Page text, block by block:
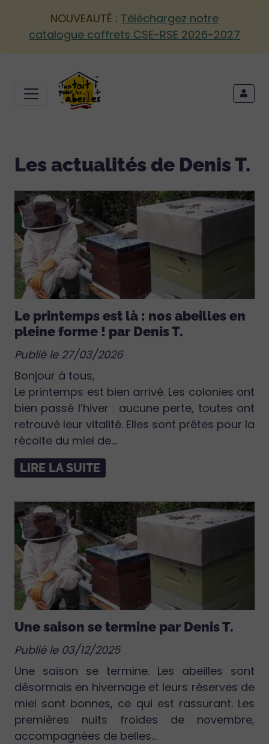
NOUVEAUTÉ : Téléchargez notre
catalogue coffrets CSE-RSE 2026-2027
Les actualités de Denis T.
Le printemps est là : nos abeilles en
pleine forme ! par Denis T.
Publié le 27/03/2026
Bonjour à tous,
Le printemps est bien arrivé. Les colonies ont
bien passé l’hiver : aucune perte, toutes ont
retrouvé leur vitalité. Elles sont prêtes pour la
récolte du miel de...
LIRE LA SUITE
Une saison se termine par Denis T.
Publié le 03/12/2025
Une saison se termine. Les abeilles sont
désormais en hivernage et leurs réserves de
miel sont bonnes, ce qui est rassurant. Les
premières nuits froides de novembre,
accompagnées de belles...